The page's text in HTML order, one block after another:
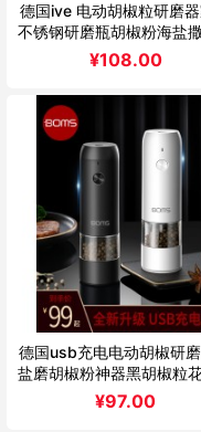
德国ive 电动胡椒粒研磨
不锈钢研磨瓶胡椒粉海盐
神器
¥108.00
德国usb充电电动胡椒研
盐磨胡椒粉神器黑胡椒粒
磨瓶
¥97.00